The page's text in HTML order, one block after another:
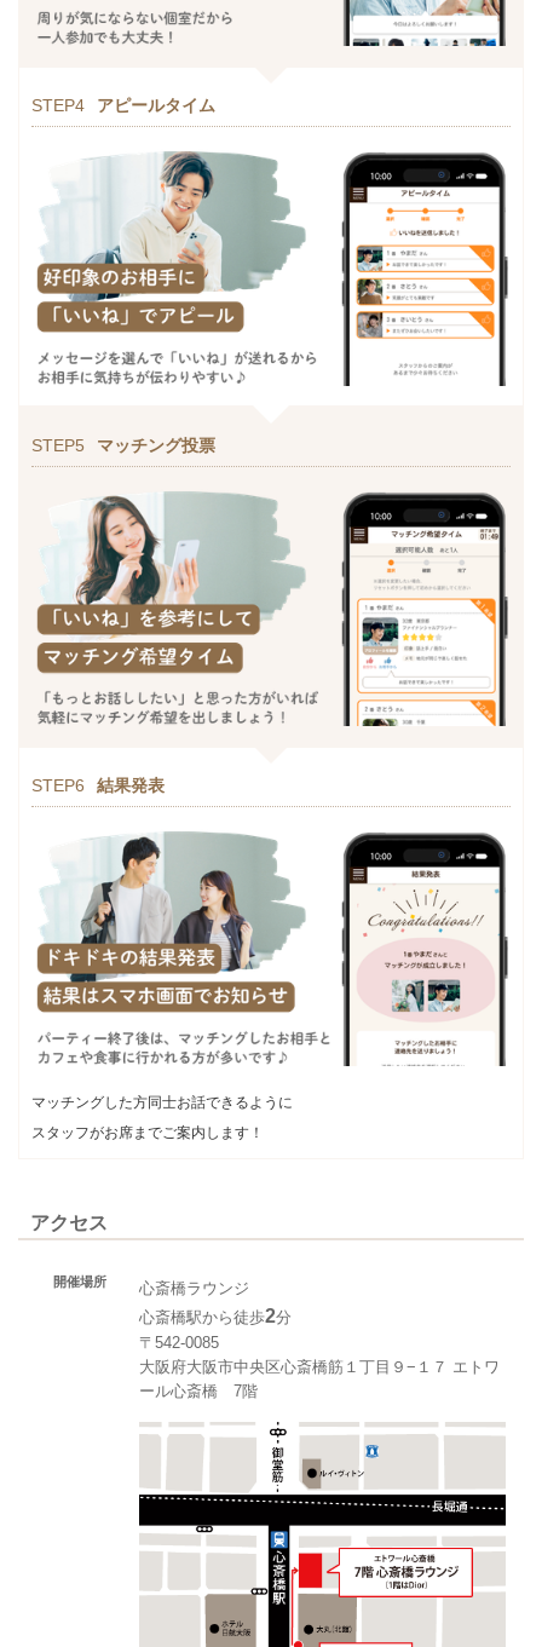
STEP4 アピールタイム
STEP5 マッチング投票
STEP6 結果発表
マッチングした方同士お話できるように
スタッフがお席までご案内します！
アクセス
開催場所
心斎橋ラウンジ
心斎橋駅から徒歩2分
〒542-0085
大阪府大阪市中央区心斎橋筋１丁目９−１７ エトワ
ール心斎橋 7階